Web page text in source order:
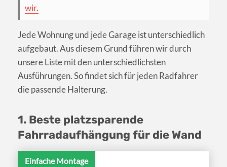
wir.
Jede Wohnung und jede Garage ist unterschiedlich
aufgebaut. Aus diesem Grund führen wir durch
unsere Liste mit den unterschiedlichsten
Ausführungen. So findet sich für jeden Radfahrer
die passende Halterung.
1. Beste platzsparende
Fahrradaufhängung für die Wand
Einfache Montage